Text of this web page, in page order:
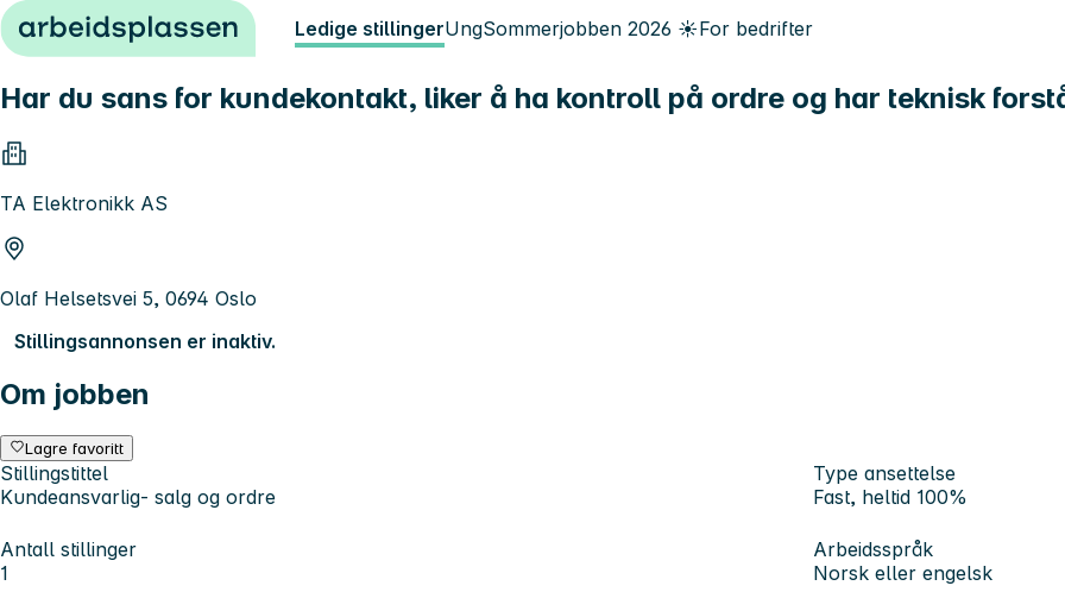
Hopp til innhold Ledige stillingerUngSommerjobben 2026 ☀️For bedrifter
Har du sans for kundekontakt, liker å ha kontroll på ordre og har teknisk
TA Elektronikk AS
Olaf Helsetsvei 5, 0694 Oslo
Stillingsannonsen er inaktiv.
Om jobben
Lagre favoritt
Stillingstittel
Kundeansvarlig- salg og ordre
Type ansettelse
Fast, heltid 100%
Antall stillinger
1
Arbeidsspråk
Norsk eller engelsk